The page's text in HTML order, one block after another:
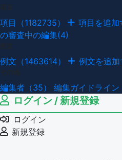
項目（1182735） 項目を追加
の審査中の編集(4)
例文（1463614） 例文を追加
編集者（35） 編集ガイドライン
ログイン / 新規登録
ログイン
新規登録